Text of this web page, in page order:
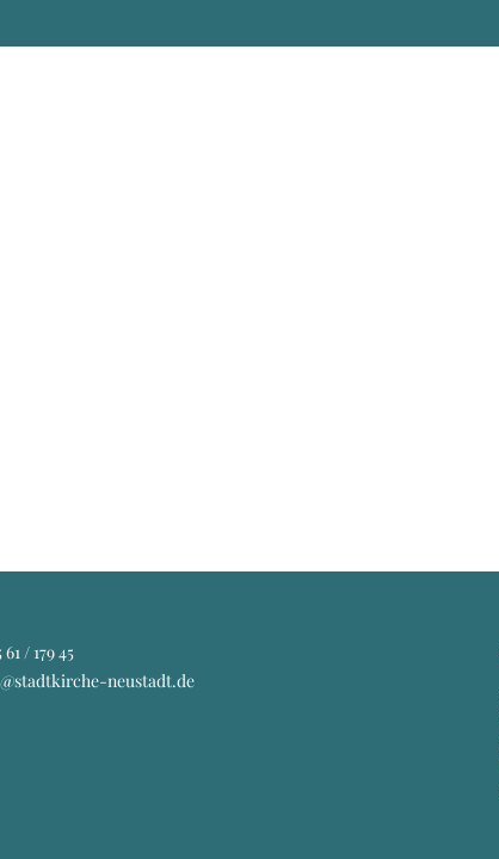
/ 179 45
neustadt.de